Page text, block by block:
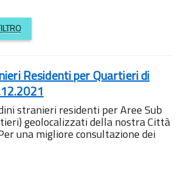
Residenti per Quartieri di
stranieri residenti per Aree Sub
geolocalizzati della nostra Città
una migliore consultazione dei